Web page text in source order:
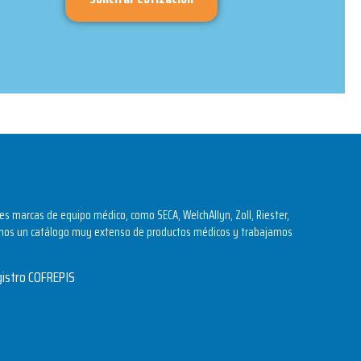
marcas de equipo médico, como SECA, WelchAllyn, Zoll, Riester,
un catálogo muy extenso de productos médicos y trabajamos